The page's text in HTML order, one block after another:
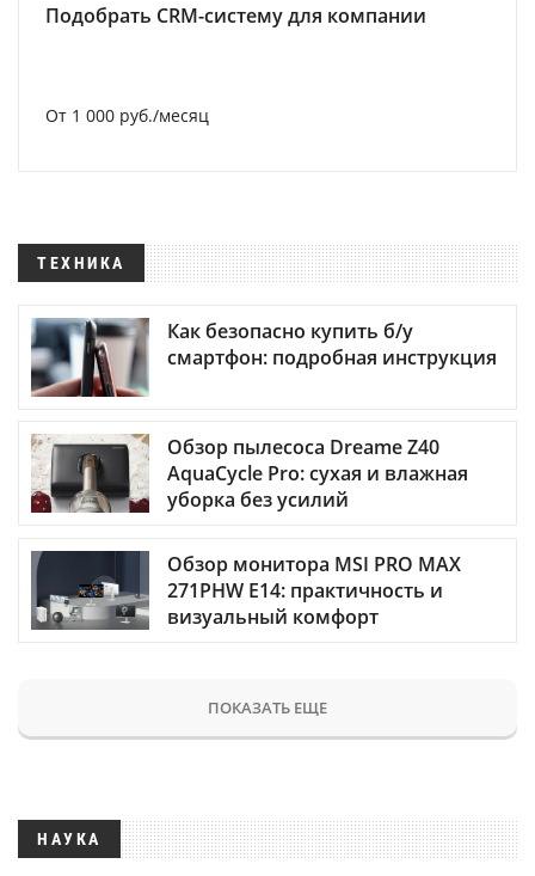
Подобрать CRM-систему для компании
От 1 000 руб./месяц
ТЕХНИКА
Как безопасно купить б/у
смартфон: подробная инструкция
Обзор пылесоса Dreame Z40
AquaCycle Pro: сухая и влажная
уборка без усилий
Обзор монитора MSI PRO MAX
271PHW E14: практичность и
визуальный комфорт
ПОКАЗАТЬ ЕЩЕ
НАУКА